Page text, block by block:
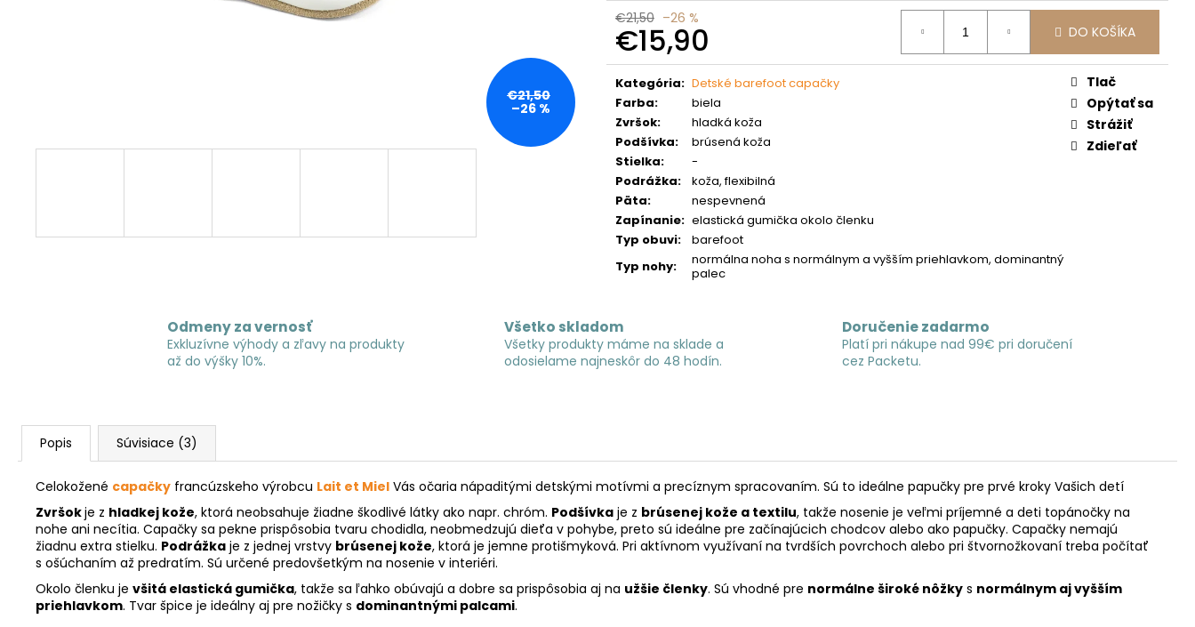
€21,50 –26 %
€15,90
Jednotková
cena:
DO KOŠÍKA
Kategória: Detské barefoot capačky
Farba:
biela
Zvršok:
hladká koža
Podšívka:
brúsená koža
Stielka:
-
Podrážka:
koža, flexibilná
Päta:
nespevnená
Zapínanie: elastická gumička okolo členku
Typ obuvi:
barefoot
Typ nohy:
normálna noha s normálnym a vyšším priehlavkom, dominantný
palec
Tlač
Opýtať sa
Strážiť
Zdieľať
€21,50
–26 %
Odmeny za vernosť
Exkluzívne výhody a zľavy na produkty
až do výšky 10%.
Všetko skladom
Všetky produkty máme na sklade a
odosielame najneskôr do 48 hodín.
Doručenie zadarmo
Platí pri nákupe nad 99€ pri doručení
cez Packetu.
Popis Súvisiace (3)
Celokožené capačky francúzskeho výrobcu Lait et Miel Vás očaria nápaditými detskými motívmi a precíznym spracovaním. Sú to ideálne papučky pre prvé kroky Vašich detí
Zvršokje z hladkej kože, ktorá neobsahuje žiadne škodlivé látky ako napr. chróm. Podšívka je z brúsenej kože a textilu, takže nosenie je veľmi príjemné a deti topánočky na
nohe ani necítia. Capačky sa pekne prispôsobia tvaru chodidla, neobmedzujú dieťa v pohybe, preto sú ideálne pre začínajúcich chodcov alebo ako papučky. Capačky nemajú
žiadnu extra stielku. Podrážka je z jednej vrstvy brúsenej kože, ktorá je jemne protišmyková. Pri aktívnom využívaní na tvrdších povrchoch alebo pri štvornožkovaní treba počítať
s ošúchaním až predratím. Sú určené predovšetkým na nosenie v interiéri.
Okolo členku je všitá elastická gumička, takže sa ľahko obúvajú a dobre sa prispôsobia aj na užšie členky. Sú vhodné pre normálne široké nôžky s normálnym aj vyšším
priehlavkom. Tvar špice je ideálny aj pre nožičky s dominantnými palcami.